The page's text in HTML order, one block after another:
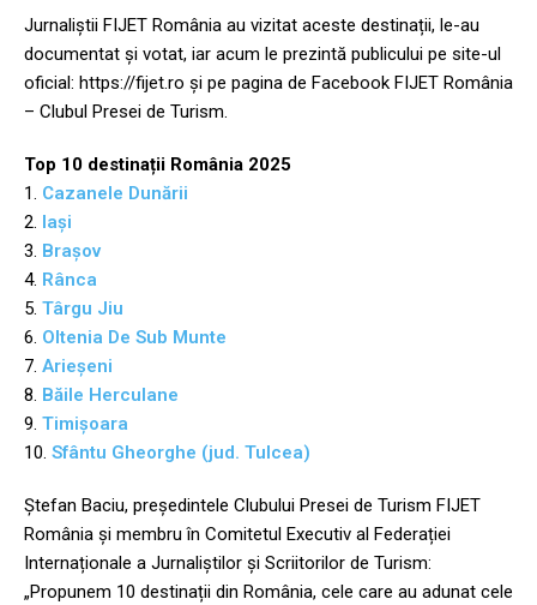
Jurnaliștii FIJET România au vizitat aceste destinații, le-au
documentat și votat, iar acum le prezintă publicului pe site-ul
oficial: https://fijet.ro și pe pagina de Facebook FIJET România
– Clubul Presei de Turism.
Top 10 destinații România 2025
1. Cazanele Dunării
2. Iași
3. Brașov
4. Rânca
5. Târgu Jiu
6. Oltenia De Sub Munte
7. Arieșeni
8. Băile Herculane
9. Timișoara
10. Sfântu Gheorghe (jud. Tulcea)
Ștefan Baciu, președintele Clubului Presei de Turism FIJET
România și membru în Comitetul Executiv al Federației
Internaționale a Jurnaliștilor și Scriitorilor de Turism:
„Propunem 10 destinații din România, cele care au adunat cele